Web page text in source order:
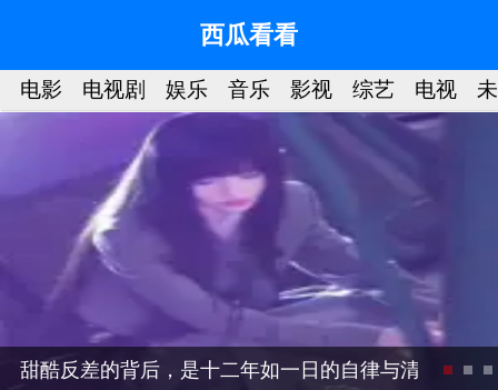
西瓜看看
电影 电视剧 娱乐 音乐 影视 综艺 电视
甜酷反差的背后，是十二年如一日的自律与清醒